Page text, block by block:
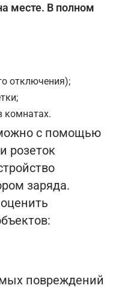
месте. В полном
отключения);
комнатах.
с помощью
розеток
заряда.
повреждений